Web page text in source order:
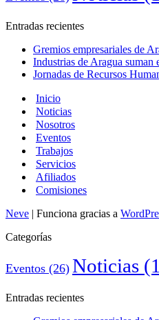
Entradas recientes
Gremios empresariales de
Industrias de Aragua suman
Jornadas de Recursos
Inicio
Noticias
Nosotros
Eventos
Trabajos
Servicios
Afiliados
Comisiones
Neve | Funciona gracias a
Categorías
Eventos (26) Noticias
Entradas recientes